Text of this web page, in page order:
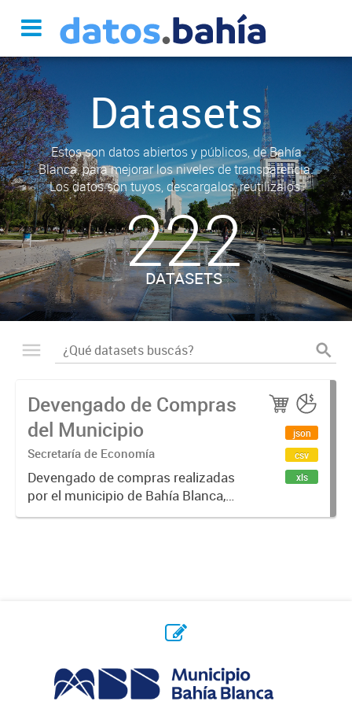
Datasets
Estos son datos abiertos y públicos, de Bahía
Blanca, para mejorar los niveles de transparencia.
Los datos son tuyos, descargalos, reutilizalos.
222
DATASETS
Devengado de Compras
del Municipio
Secretaría de Economía
Devengado de compras realizadas
por el municipio de Bahía Blanca,
por año y proveedor. Un monto
json
csv
xls